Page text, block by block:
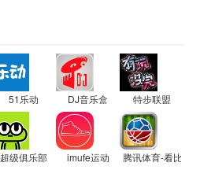
51乐动 DJ音乐盒 特步联盟
超级俱乐部 imufe运动 腾讯体育-看比赛